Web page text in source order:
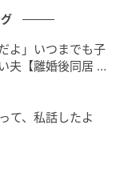
よ」いつまでも子
夫【離婚後同居 Vo
て、私話したよ